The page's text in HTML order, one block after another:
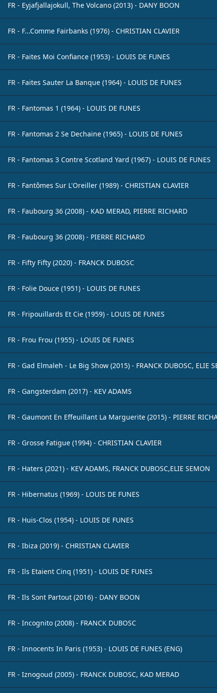
FR - Eyjafjallajokull, The Volcano (2013) - DANY BOON
FR - F...Comme Fairbanks (1976) - CHRISTIAN CLAVIER
FR - Faites Moi Confiance (1953) - LOUIS DE FUNES
FR - Faites Sauter La Banque (1964) - LOUIS DE FUNES
FR - Fantomas 1 (1964) - LOUIS DE FUNES
FR - Fantomas 2 Se Dechaine (1965) - LOUIS DE FUNES
FR - Fantomas 3 Contre Scotland Yard (1967) - LOUIS DE FUNES
FR - Fantômes Sur L'Oreiller (1989) - CHRISTIAN CLAVIER
FR - Faubourg 36 (2008) - KAD MERAD, PIERRE RICHARD
FR - Faubourg 36 (2008) - PIERRE RICHARD
FR - Fifty Fifty (2020) - FRANCK DUBOSC
FR - Folie Douce (1951) - LOUIS DE FUNES
FR - Fripouillards Et Cie (1959) - LOUIS DE FUNES
FR - Frou Frou (1955) - LOUIS DE FUNES
FR - Gad Elmaleh - Le Big Show (2015) - FRANCK DUBOSC, ELIE
FR - Gangsterdam (2017) - KEV ADAMS
FR - Gaumont En Effeuillant La Marguerite (2015) - PIERRE
FR - Grosse Fatigue (1994) - CHRISTIAN CLAVIER
FR - Haters (2021) - KEV ADAMS, FRANCK DUBOSC,ELIE SEMON
FR - Hibernatus (1969) - LOUIS DE FUNES
FR - Huis-Clos (1954) - LOUIS DE FUNES
FR - Ibiza (2019) - CHRISTIAN CLAVIER
FR - Ils Etaient Cinq (1951) - LOUIS DE FUNES
FR - Ils Sont Partout (2016) - DANY BOON
FR - Incognito (2008) - FRANCK DUBOSC
FR - Innocents In Paris (1953) - LOUIS DE FUNES (ENG)
FR - Iznogoud (2005) - FRANCK DUBOSC, KAD MERAD